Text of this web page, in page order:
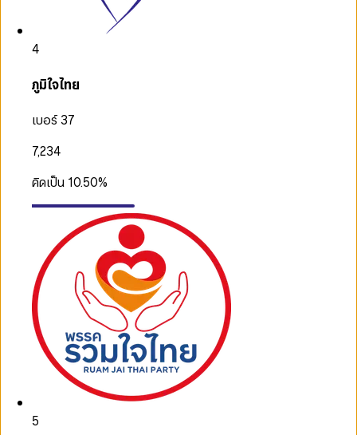
4
ภูมิใจไทย
เบอร์ 37
7,234
คิดเป็น 10.50%
5